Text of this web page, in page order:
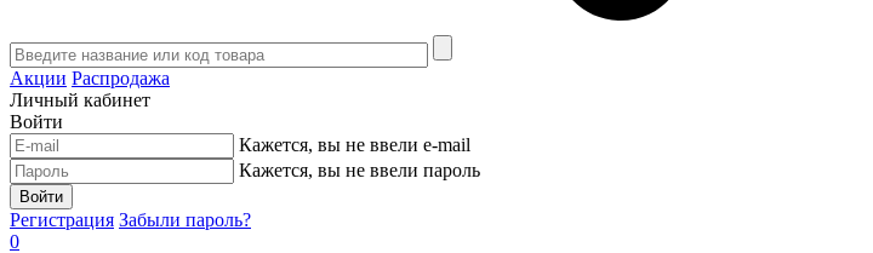
Акции Распродажа
Личный кабинет
Войти
Кажется, вы не ввели e-mail
Кажется, вы не ввели пароль
Войти
Регистрация Забыли пароль?
0